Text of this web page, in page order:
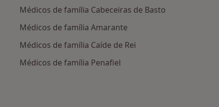
Médicos de família Cabeceiras de Basto
Médicos de família Amarante
Médicos de família Caíde de Rei
Médicos de família Penafiel